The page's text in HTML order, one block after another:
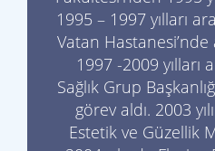
1995 – 1997 yılları
Vatan
1997 -2009 yılları
Sağlık Grup
görev aldı. 2003
Estetik ve Güzellik